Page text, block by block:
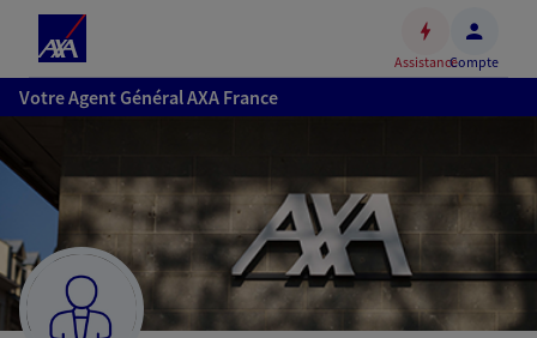
Accéder
au
Accéder
au
pied
de
page
AssistanceCompte
Votre Agent Général AXA France